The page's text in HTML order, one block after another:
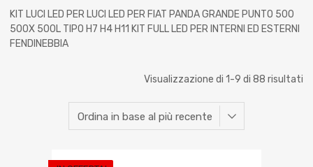
KIT LUCI LED PER LUCI LED PER FIAT PANDA GRANDE PUNTO 500
500X 500L TIPO H7 H4 H11 KIT FULL LED PER INTERNI ED ESTERNI
FENDINEBBIA
Visualizzazione di 1-9 di 88 risultati